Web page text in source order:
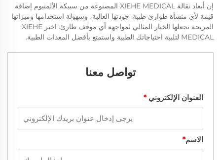
إن أبعاد نقالة XIEHE MEDICAL المصنوعة من سبيكة الألمنيوم إضافة
قيمة لأي منشأة طوارئ طبية. جودتها العالية، وسهولة استخدامها وميزاتها
المريحة تجعلها الخيار المثالي لمواجهة أي موقف طارئ. اختر XIEHE
MEDICAL لتلبية احتياجاتك الطبية واستمتع بأفضل المعدات الطبية.
تواصل معنا
العنوان الإلكتروني *
الاسم*